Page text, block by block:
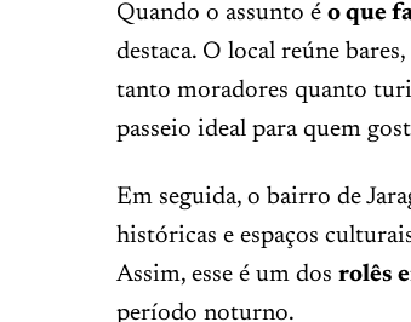
Quando o assunto é o que
destaca. O local reúne
tanto moradores quanto
passeio ideal para quem
Em seguida, o bairro de
históricas e espaços
Assim, esse é um dos rolês
período noturno.